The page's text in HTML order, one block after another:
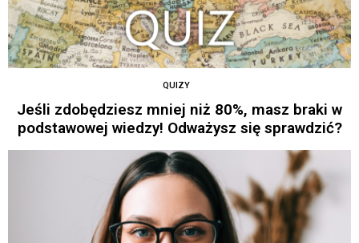
QUIZY
Jeśli zdobędziesz mniej niż 80%, masz braki w
podstawowej wiedzy! Odważysz się sprawdzić?